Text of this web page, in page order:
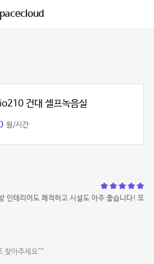
건대 셀프녹음실
원/시간
인테리어도 쾌적하고 시설도 아주 좋습니다! 또
찾아주세요^^